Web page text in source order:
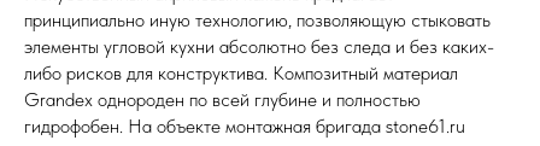
принципиально иную технологию, позволяющую стыковать
элементы угловой кухни абсолютно без следа и без каких-
либо рисков для конструктива. Композитный материал
Grandex однороден по всей глубине и полностью
гидрофобен. На объекте монтажная бригада stone61.ru